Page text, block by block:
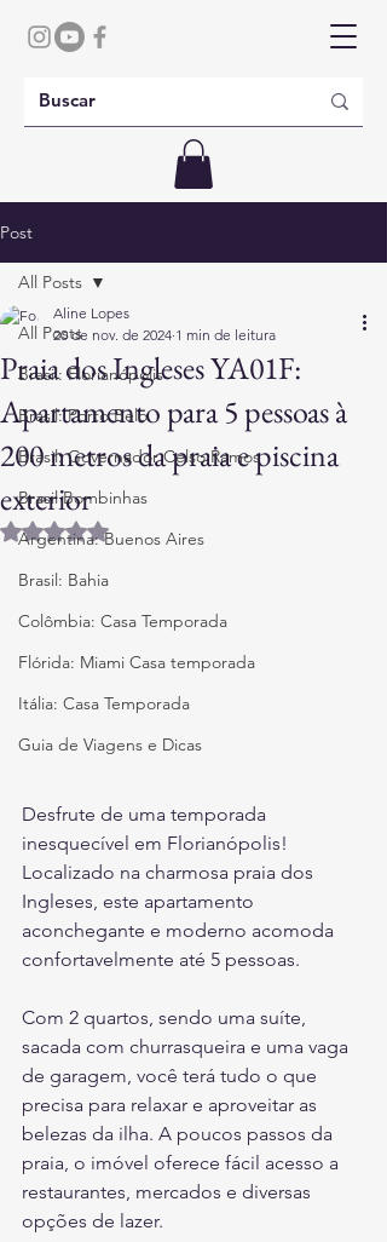
Post
All Posts
Brasil: Florianópolis
Brasil: Porto Belo
Brasil: Governador Celso Ramos
Brasil Bombinhas
Argentina: Buenos Aires
Brasil: Bahia
Colômbia: Casa Temporada
Flórida: Miami Casa temporada
Itália: Casa Temporada
Guia de Viagens e Dicas
All Posts
Praia dos Ingleses YA01F:
Apartamento para 5 pessoas à
200 metros da praia e piscina
exterior
Aline Lopes
20 de nov. de 2024 1 min de leitura
Avaliado com NaN de 5 estrelas.
Desfrute de uma temporada
inesquecível em Florianópolis!
Localizado na charmosa praia dos
Ingleses, este apartamento
aconchegante e moderno acomoda
confortavelmente até 5 pessoas.
Com 2 quartos, sendo uma suíte,
sacada com churrasqueira e uma vaga
de garagem, você terá tudo o que
precisa para relaxar e aproveitar as
belezas da ilha. A poucos passos da
praia, o imóvel oferece fácil acesso a
restaurantes, mercados e diversas
opções de lazer.